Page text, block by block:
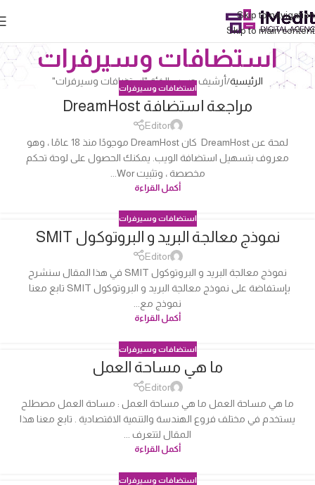
Skip to navigation
Skip to main content
استضافات وسيرفرات
الرئيسية أرشيف حسب الفئة "استضافات وسيرفرات"
استضافات وسيرفرات
مراجعة استضافة DreamHost
Editor
لمحة عن DreamHost كان DreamHost موجودًا منذ 18 عامًا ، وهو
معروف بتسهيل استضافة الويب. يمكنك الحصول على لوحة تحكم
مخصصة ، وتثبيت Wor...
أكمل القراءة
استضافات وسيرفرات
نموذج معالجة البريد و البروتوكول SMIT
Editor
نموذج معالجة البريد و البروتوكول SMIT في هذا المقال سنشرح
بإستفاضة على نموذج معالجة البريد و البروتوكول SMIT تابع معنا
نموذج مع...
أكمل القراءة
استضافات وسيرفرات
ما هي مساحة العمل
Editor
ما هي مساحة العمل ما هي مساحة العمل : مساحة العمل مصطلح
يستخدم في مختلف فروع الهندسة والتنمية الاقتصادية . تابع معنا هذا
المقال لتتعرف ...
أكمل القراءة
استضافات وسيرفرات